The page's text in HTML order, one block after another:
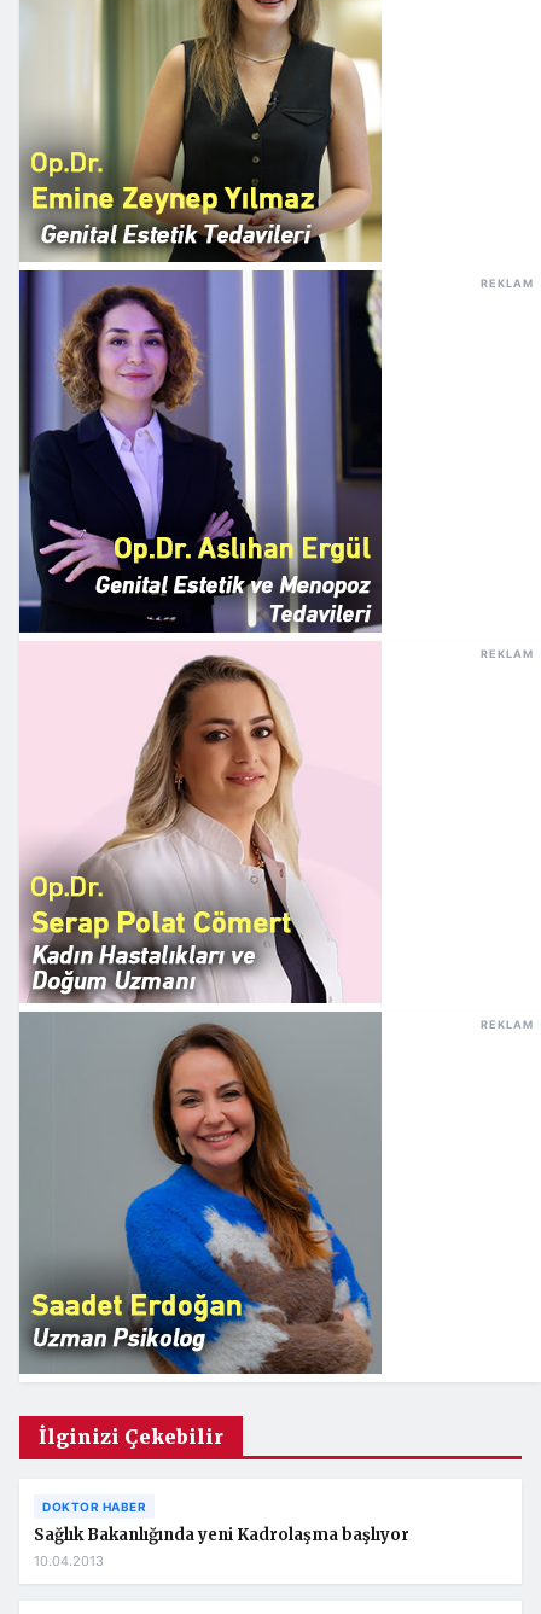
REKLAM
REKLAM
REKLAM
İlginizi Çekebilir
DOKTOR HABER
Sağlık Bakanlığında yeni Kadrolaşma başlıyor
10.04.2013